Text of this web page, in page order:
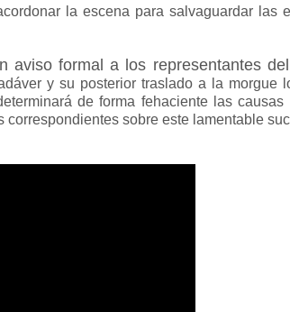
la escena para salvaguardar las
aviso formal a los representantes
y su posterior traslado a la morgue
de forma fehaciente las causas
sobre este lamentable